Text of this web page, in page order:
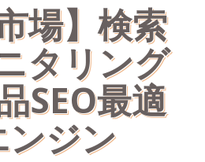
場】検索
タリング
SEO最適
ジン